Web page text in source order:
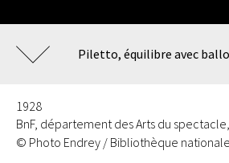
Piletto, équilibre avec
1928
BnF, département des Arts du
© Photo Endrey / Bibliothèque